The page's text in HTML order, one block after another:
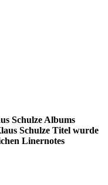
Schulze Albums
Schulze Titel wurde
Linernotes